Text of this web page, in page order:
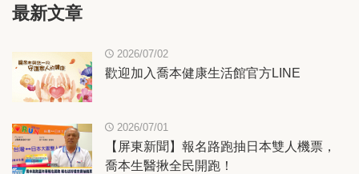
最新文章
2026/07/02
歡迎加入喬本健康生活館官方LINE
2026/07/01
【屏東新聞】報名路跑抽日本雙人機票，
喬本生醫揪全民開跑！